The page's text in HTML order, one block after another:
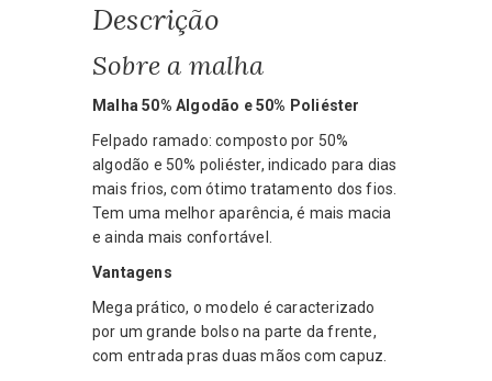
Descrição
Sobre a malha
Malha 50% Algodão e 50% Poliéster
Felpado ramado: composto por 50%
algodão e 50% poliéster, indicado para dias
mais frios, com ótimo tratamento dos fios.
Tem uma melhor aparência, é mais macia
e ainda mais confortável.
Vantagens
Mega prático, o modelo é caracterizado
por um grande bolso na parte da frente,
com entrada pras duas mãos com capuz.